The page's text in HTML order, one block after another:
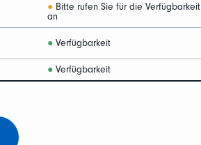
● Bitte rufen Sie für die Verfügbarkeit
an
● Verfügbarkeit
● Verfügbarkeit